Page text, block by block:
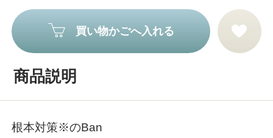
買い物かごへ入れる
商品説明
根本対策※のBan